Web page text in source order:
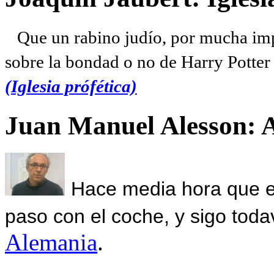
Que un rabino judío, por mucha
sobre la bondad o no de Harry
(Iglesia prófética)
Juan Manuel Alesson:
Hace media hora que
paso con el coche, y sigo
Alemania.